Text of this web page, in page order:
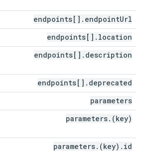
endpoints[] . endpointUrl
endpoints[] . location
endpoints[] . description
endpoints[] . deprecated
parameters
parameters. (key)
parameters. (key) . id